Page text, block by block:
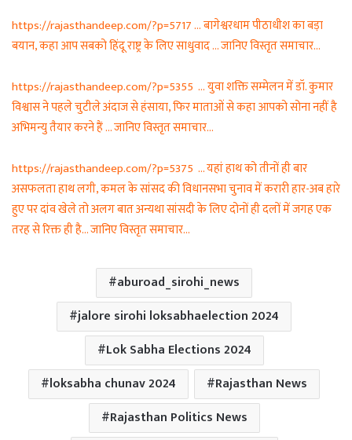
https://rajasthandeep.com/?p=5717 … बागेश्वरधाम पीठाधीश का बड़ा
बयान, कहा आप सबको हिंदू राष्ट्र के लिए साधुवाद … जानिए विस्तृत समाचार…
https://rajasthandeep.com/?p=5355 … युवा शक्ति सम्मेलन में डॉ. कुमार
विश्वास ने पहले चुटीले अंदाज से हंसाया, फिर माताओं से कहा आपको सोना नहीं है
अभिमन्यु तैयार करने हैं … जानिए विस्तृत समाचार…
https://rajasthandeep.com/?p=5375 … यहां हाथ को तीनों ही बार
असफलता हाथ लगी, कमल के सांसद की विधानसभा चुनाव में करारी हार-अब हारे
हुए पर दांव खेले तो अलग बात अन्यथा सांसदी के लिए दोनों ही दलों में जगह एक
तरह से रिक्त ही है… जानिए विस्तृत समाचार…
aburoad_sirohi_news
jalore sirohi loksabhaelection 2024
Lok Sabha Elections 2024
loksabha chunav 2024
Rajasthan News
Rajasthan Politics News